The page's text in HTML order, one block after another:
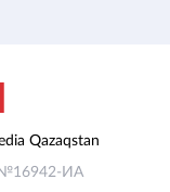
Qazaqstan
ИА